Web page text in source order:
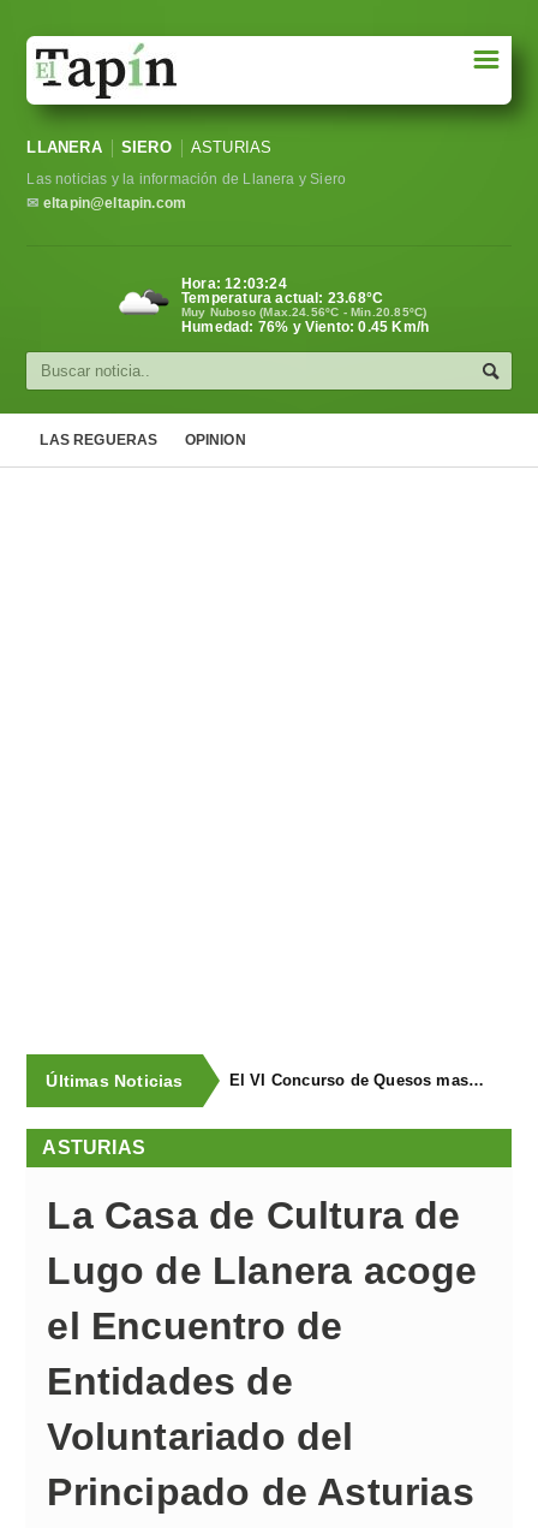
Sociedad
Política
Cultura
☰
LLANERA SIERO ASTURIAS
Las noticias y la información de Llanera y Siero
✉ eltapin@eltapin.com
Hora:12:03:25
Temperatura actual: 23.68°C
Muy Nuboso (Max.24.56ºC - Min.20.85ºC)
Humedad: 76% y Viento: 0.45 Km/h
LAS REGUERAS OPINION
Últimas Noticias El VI Concurso de Quesos masymas buscael mejor queso artesano de España
ASTURIAS
La Casa de Cultura de
Lugo de Llanera acoge
el Encuentro de
Entidades de
Voluntariado del
Principado de Asturias